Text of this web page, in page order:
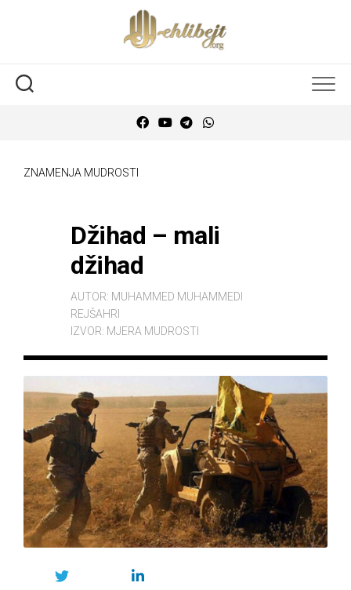
ZNAMENJA MUDROSTI
Džihad – mali
džihad
AUTOR: MUHAMMED MUHAMMEDI
REJŠAHRI
IZVOR: MJERA MUDROSTI